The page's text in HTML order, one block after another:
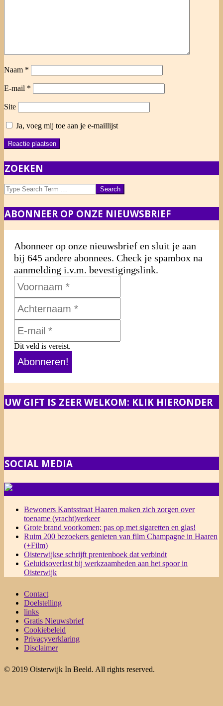
Naam *
E-mail *
Site
Ja, voeg mij toe aan je e-maillijst
ZOEKEN
Search
ABONNEER OP ONZE NIEUWSBRIEF
Abonneer op onze nieuwsbrief en sluit je aan
bij 645 andere abonnees. Check je spambox na
aanmelding i.v.m. bevestigingslink.
Dit veld is vereist.
UW GIFT IS ZEER WELKOM: KLIK HIERONDER
SOCIAL MEDIA
Bewoners Kantsstraat Haaren maken zich zorgen over
toename (vracht)verkeer
Grote brand voorkomen; pas op met sigaretten en glas!
Ruim 200 bezoekers genieten van film Champagne in Haaren
(+Film)
Oisterwijkse schrijft prentenboek dat verbindt
Geluidsoverlast bij werkzaamheden aan het spoor in
Oisterwijk
Contact
Doelstelling
links
Gratis Nieuwsbrief
Cookiebeleid
Privacyverklaring
Disclaimer
© 2019 Oisterwijk In Beeld. All rights reserved.